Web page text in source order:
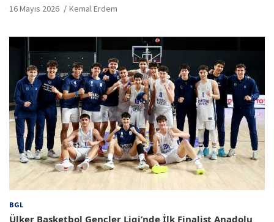
16 Mayıs 2026 Kemal Erdem
BGL
Ülker Basketbol Gençler Ligi’nde İlk Finalist Anadolu